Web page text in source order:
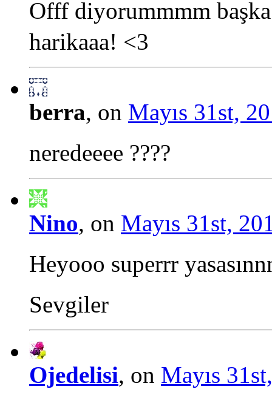
Offf diyorummmm
harikaaa! <3
berra, on Mayıs 31st,
neredeeee ????
Nino, on Mayıs 31st,
Heyooo superrr
Sevgiler
Ojedelisi, on Mayıs